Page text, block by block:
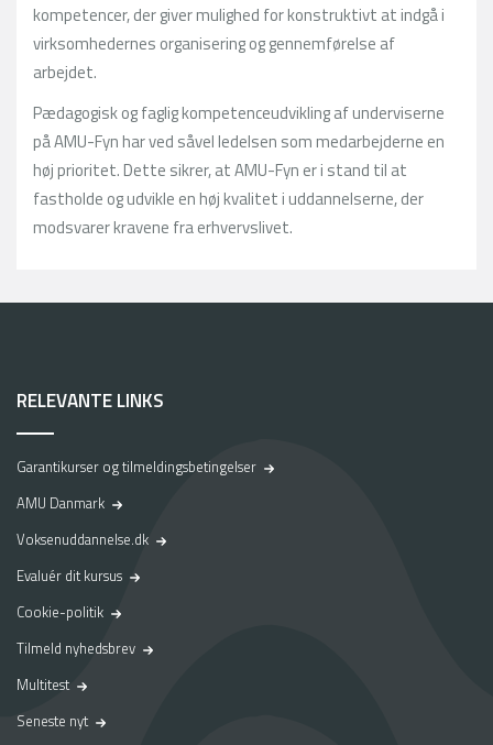
kompetencer, der giver mulighed for konstruktivt at indgå i
virksomhedernes organisering og gennemførelse af
arbejdet.
Pædagogisk og faglig kompetenceudvikling af underviserne
på AMU-Fyn har ved såvel ledelsen som medarbejderne en
høj prioritet. Dette sikrer, at AMU-Fyn er i stand til at
fastholde og udvikle en høj kvalitet i uddannelserne, der
modsvarer kravene fra erhvervslivet.
RELEVANTE LINKS
Garantikurser og tilmeldingsbetingelser
AMU Danmark
Voksenuddannelse.dk
Evaluér dit kursus
Cookie-politik
Tilmeld nyhedsbrev
Multitest
Seneste nyt